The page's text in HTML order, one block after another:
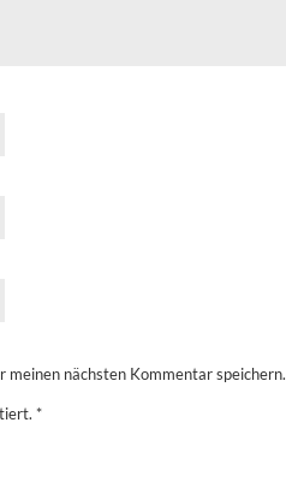
nächsten Kommentar speichern.
*